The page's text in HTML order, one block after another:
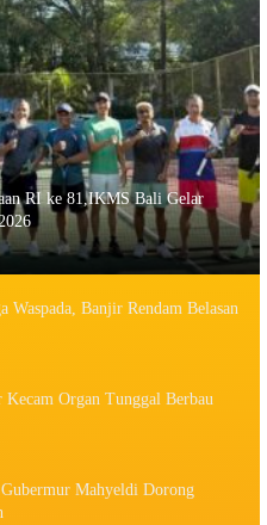
RI ke 81,IKMS Bali Gelar
Waspada, Banjir Rendam Belasan
Organ Tunggal Berbau
Mahyeldi Dorong